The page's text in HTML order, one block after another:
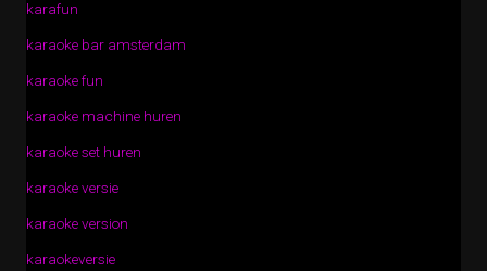
karafun
karaoke bar amsterdam
karaoke fun
karaoke machine huren
karaoke set huren
karaoke versie
karaoke version
karaokeversie